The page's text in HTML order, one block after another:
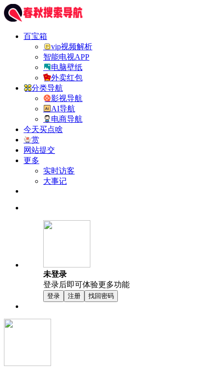
百宝箱
vip视频解析
智能电视APP
电脑壁纸
外卖红包
分类导航
影视导航
AI导航
电商导航
今天买点啥
赏
网站提交
更多
实时访客
大事记
未登录
登录后即可体验更多功能
登录 注册 找回密码